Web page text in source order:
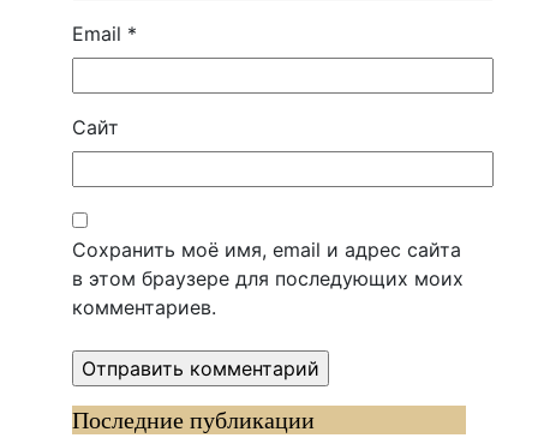
Email *
Сайт
Сохранить моё имя, email и адрес сайта
в этом браузере для последующих моих
комментариев.
Последние публикации